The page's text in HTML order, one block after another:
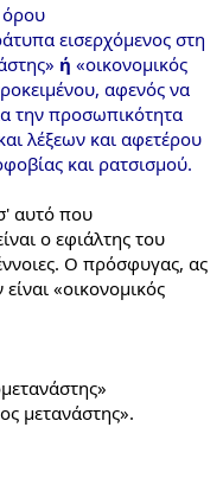
εισερχόμενος στη
ή «οικονομικός
αφενός να
την προσωπικότητα
λέξεων και αφετέρου
και ρατσισμού.
αυτό που
ο εφιάλτης του
Ο πρόσφυγας, ας
«οικονομικός
μετανάστης».